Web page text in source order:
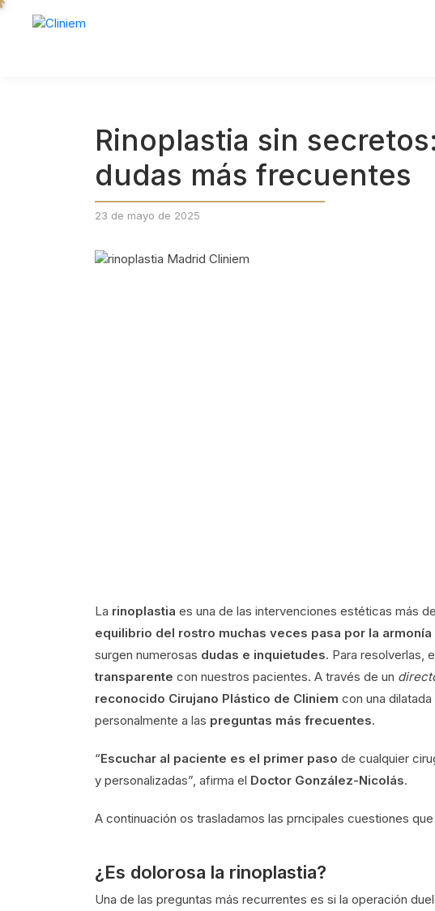
Rinoplastia sin
dudas más frecuentes
23 de mayo de 2025
La rinoplastia es una de las intervenciones estéticas más
equilibrio del rostro muchas veces pasa por la armonía
surgen numerosas dudas e inquietudes. Para resolverlas,
transparente con nuestros pacientes. A través de un
reconocido Cirujano Plástico de Cliniem con una
personalmente a las preguntas más frecuentes.
“Escuchar al paciente es el primer paso de cualquier
y personalizadas”, afirma el Doctor González-Nicolás.
A continuación os trasladamos las prncipales cuestiones
¿Es dolorosa la rinoplastia?
Una de las preguntas más recurrentes es si la operación